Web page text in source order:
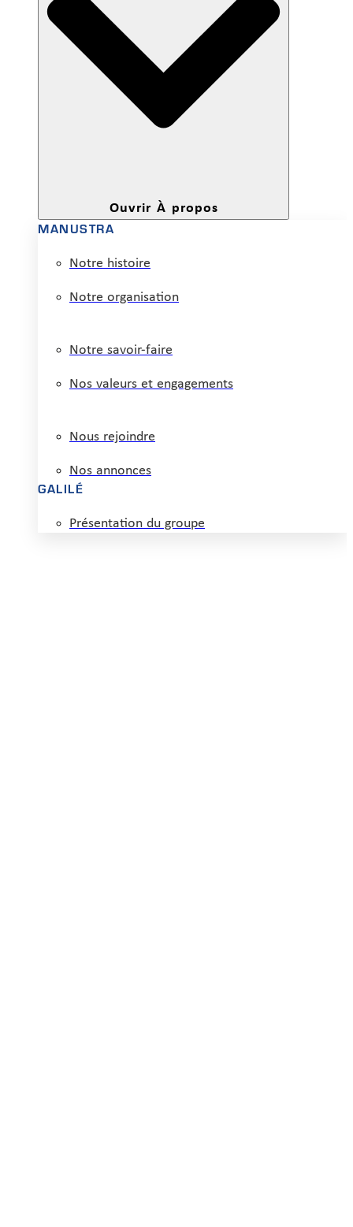
Ouvrir À propos
MANUSTRA
Notre histoire
Notre organisation
Notre savoir-faire
Nos valeurs et engagements
Nous rejoindre
Nos annonces
GALILÉ
Présentation du groupe